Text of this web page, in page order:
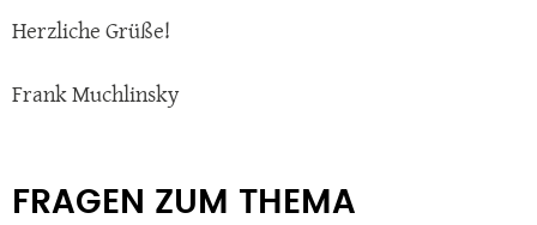
Herzliche Grüße!
Frank Muchlinsky
FRAGEN ZUM THEMA